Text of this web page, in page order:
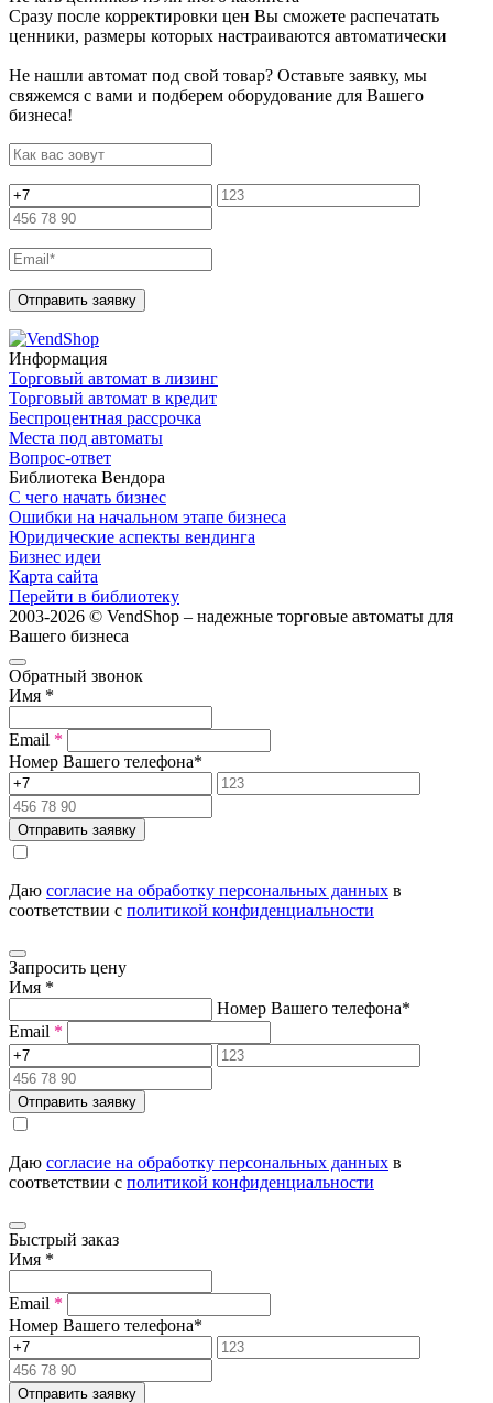
Сразу после корректировки цен Вы сможете распечатать
ценники, размеры которых настраиваются автоматически
Не нашли автомат под свой товар? Оставьте заявку, мы
свяжемся с вами и подберем оборудование для Вашего
бизнеса!
Отправить заявку
Информация
Торговый автомат в лизинг
Торговый автомат в кредит
Беспроцентная рассрочка
Места под автоматы
Вопрос-ответ
Библиотека Вендора
С чего начать бизнес
Ошибки на начальном этапе бизнеса
Юридические аспекты вендинга
Бизнес идеи
Карта сайта
Перейти в библиотеку
2003-2026 © VendShop – надежные торговые автоматы для
Вашего бизнеса
Обратный звонок
Имя *
Email *
Номер Вашего телефона*
Отправить заявку
Даю согласие на обработку персональных данных в
соответствии с политикой конфиденциальности
Запросить цену
Имя *
Номер Вашего телефона*
Email *
Отправить заявку
Даю согласие на обработку персональных данных в
соответствии с политикой конфиденциальности
Быстрый заказ
Имя *
Email *
Номер Вашего телефона*
Отправить заявку